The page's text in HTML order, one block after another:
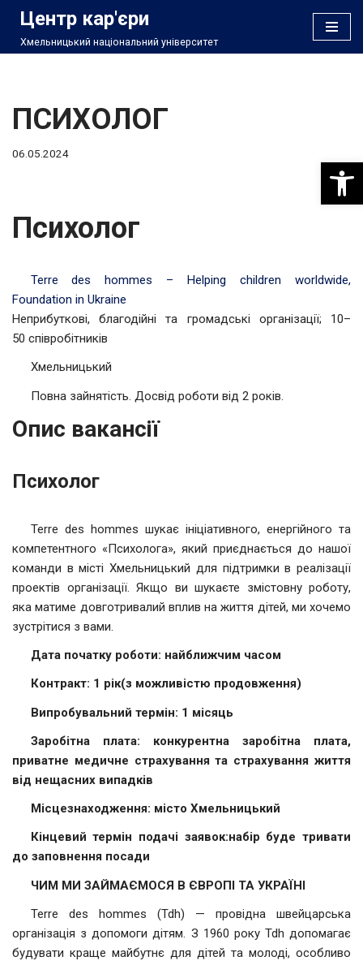
Перейти
Центр кар'єри
Хмельницький національний університет
ПСИХОЛОГ
06.05.2024
Психолог
Terre des hommes – Helping children worldwide,
Foundation in Ukraine
Неприбуткові, благодійні та громадські організації; 10–
50 співробітників
Хмельницький
Повна зайнятість. Досвід роботи від 2 років.
Опис вакансії
Психолог
Terre des hommes шукає ініціативного, енергійного та
компетентного «Психолога», який приєднається до нашої
команди в місті Хмельницький для підтримки в реалізації
проектів організації. Якщо ви шукаєте змістовну роботу,
яка матиме довготривалий вплив на життя дітей, ми хочемо
зустрітися з вами.
Дата початку роботи: найближчим часом
Контракт: 1 рік(з можливістю продовження)
Випробувальний термін: 1 місяць
Заробітна плата:
конкурентна заробітна плата,
приватне медичне страхування та страхування життя
від нещасних випадків
Місцезнаходження: місто Хмельницький
Кінцевий термін подачі заявок:набір буде тривати
до заповнення посади
ЧИМ МИ ЗАЙМАЄМОСЯ В ЄВРОПІ ТА УКРАЇНІ
Terre des hommes (Tdh) — провідна швейцарська
організація з допомоги дітям. З 1960 року Tdh допомагає
будувати краще майбутнє для дітей та молоді, особливо